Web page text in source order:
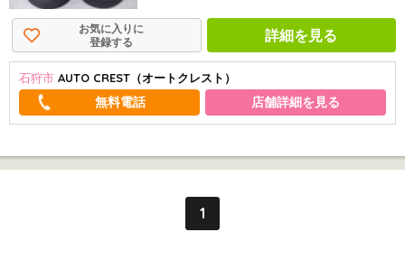
お気に入りに
登録する
詳細を見る
石狩市 AUTO CREST（オートクレスト）
店舗詳細を見る
1